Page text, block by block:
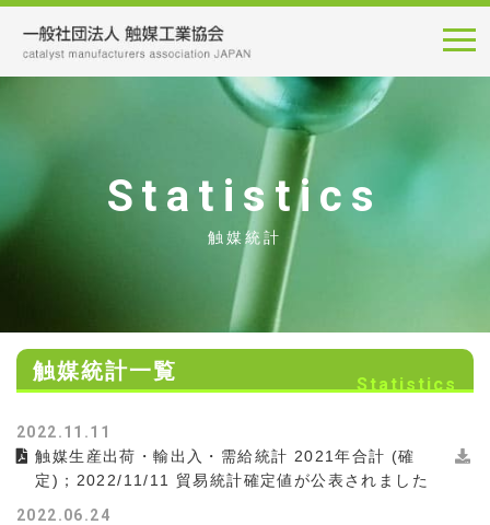
Statistics
触媒統計
触媒統計一覧
Statistics
2022.11.11
触媒生産出荷・輸出入・需給統計 2021年合計 (確
定)；2022/11/11 貿易統計確定値が公表されました
2022.06.24